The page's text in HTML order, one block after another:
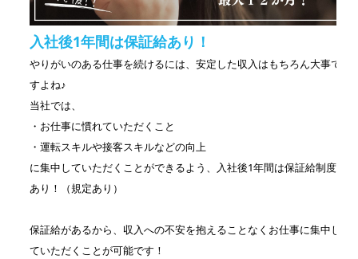
入社後1年間は保証給あり！
やりがいのある仕事を続けるには、安定した収入はもちろん大事で
すよね♪
当社では、
・お仕事に慣れていただくこと
・運転スキルや接客スキルなどの向上
に集中していただくことができるよう、入社後1年間は保証給制度
あり！（規定あり）
保証給があるから、収入への不安を抱えることなくお仕事に集中し
ていただくことが可能です！